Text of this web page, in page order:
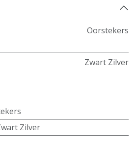
Oorstekers
Zwart Zilver
Zilver